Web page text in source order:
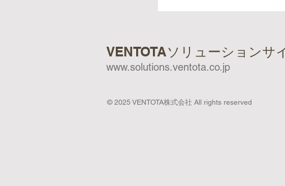
VENTOTAソリューションサ
www.solutions.ventota.co.jp
© 2025 VENTOTA株式会社 All rights reserved